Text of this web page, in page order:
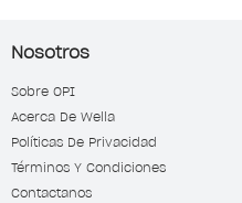
Nosotros
Sobre OPI
Acerca De Wella
Políticas De Privacidad
Términos Y Condiciones
Contactanos